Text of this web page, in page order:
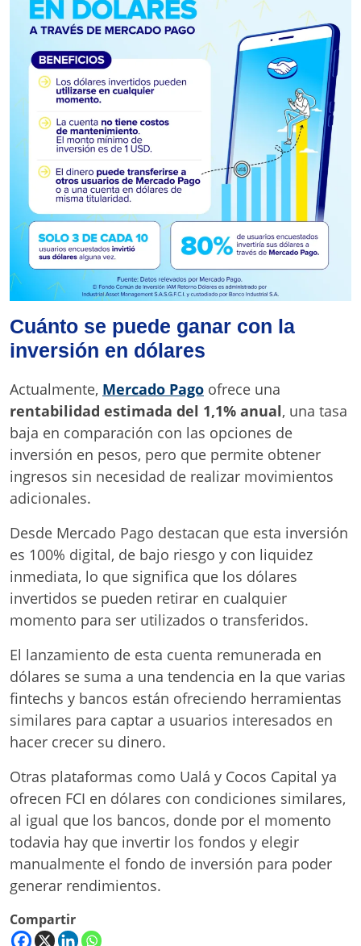
Cuánto se puede ganar con la
inversión en dólares
Actualmente, Mercado Pago ofrece una
rentabilidad estimada del 1,1% anual, una tasa
baja en comparación con las opciones de
inversión en pesos, pero que permite obtener
ingresos sin necesidad de realizar movimientos
adicionales.
Desde Mercado Pago destacan que esta inversión
es 100% digital, de bajo riesgo y con liquidez
inmediata, lo que significa que los dólares
invertidos se pueden retirar en cualquier
momento para ser utilizados o transferidos.
El lanzamiento de esta cuenta remunerada en
dólares se suma a una tendencia en la que varias
fintechs y bancos están ofreciendo herramientas
similares para captar a usuarios interesados en
hacer crecer su dinero.
Otras plataformas como Ualá y Cocos Capital ya
ofrecen FCI en dólares con condiciones similares,
al igual que los bancos, donde por el momento
todavia hay que invertir los fondos y elegir
manualmente el fondo de inversión para poder
generar rendimientos.
Compartir